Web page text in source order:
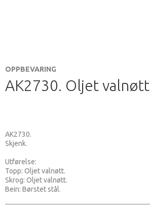
OPPBEVARING
AK2730. Oljet valnøtt
AK2730.
Skjenk.
Utførelse:
Topp: Oljet valnøtt.
Skrog: Oljet valnøtt.
Bein: Børstet stål.